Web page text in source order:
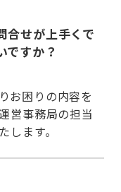
合せが上手くで
ですか？
お困りの内容を
営事務局の担当
します。